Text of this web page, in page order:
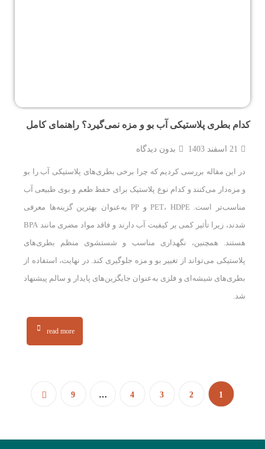
کدام بطری پلاستیکی آب بو و مزه نمی‌گیرد؟ راهنمای کامل
21 اسفند 1403 بدون دیدگاه
در این مقاله بررسی کردیم که چرا برخی بطری‌های پلاستیکی آب را بو
و مزه‌دار می‌کنند و کدام نوع پلاستیک برای حفظ طعم و بوی طبیعی آب
مناسب‌تر است. PET، HDPE و PP به‌عنوان بهترین گزینه‌ها معرفی
شدند، زیرا تأثیر کمی بر کیفیت آب دارند و فاقد مواد مضری مانند BPA
هستند. همچنین، نگهداری مناسب و شستشوی منظم بطری‌های
پلاستیکی می‌تواند از تغییر بو و مزه جلوگیری کند. در نهایت، استفاده از
بطری‌های شیشه‌ای و فلزی به‌عنوان جایگزین‌های پایدار و سالم پیشنهاد
شد.
read more
1
2
3
4
…
9